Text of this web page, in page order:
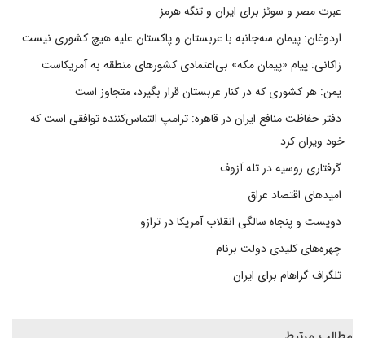
عبرت مصر و سوئز برای ایران و تنگه هرمز
اردوغان: پیمان سه‌جانبه با عربستان و پاکستان علیه هیچ کشوری نیست
زاکانی: پیام «پیمان مکه» بی‌اعتمادی کشورهای منطقه به آمریکاست
یمن: هر کشوری که در کنار عربستان قرار بگیرد، متجاوز است
دفتر حفاظت منافع ایران در قاهره: ترامپ التماس‌کننده توافقی است که
خود ویران کرد
گرفتاری روسیه در تله آزوف
امیدهای اقتصاد عراق
دویست و پنجاه سالگی انقلاب آمریکا در ترازو
چهره‌های کلیدی دولت برنام
تلگراف گراهام برای ایران